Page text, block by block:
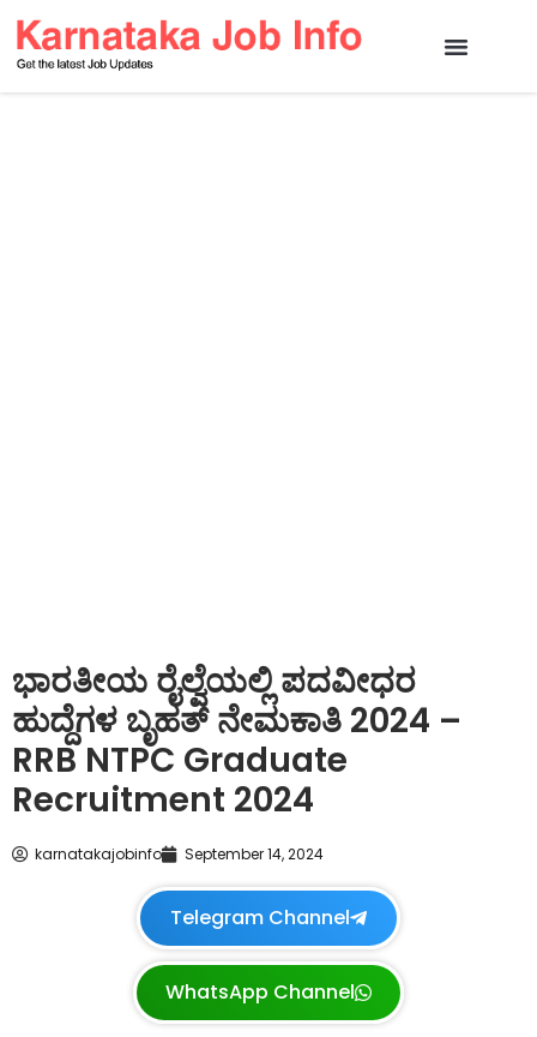
ಭಾರತೀಯ ರೈಲ್ವೆಯಲ್ಲಿ ಪದವೀಧರ
ಹುದ್ದೆಗಳ ಬೃಹತ್ ನೇಮಕಾತಿ 2024 –
RRB NTPC Graduate
Recruitment 2024
karnatakajobinfo September 14, 2024
Telegram Channel
WhatsApp Channel